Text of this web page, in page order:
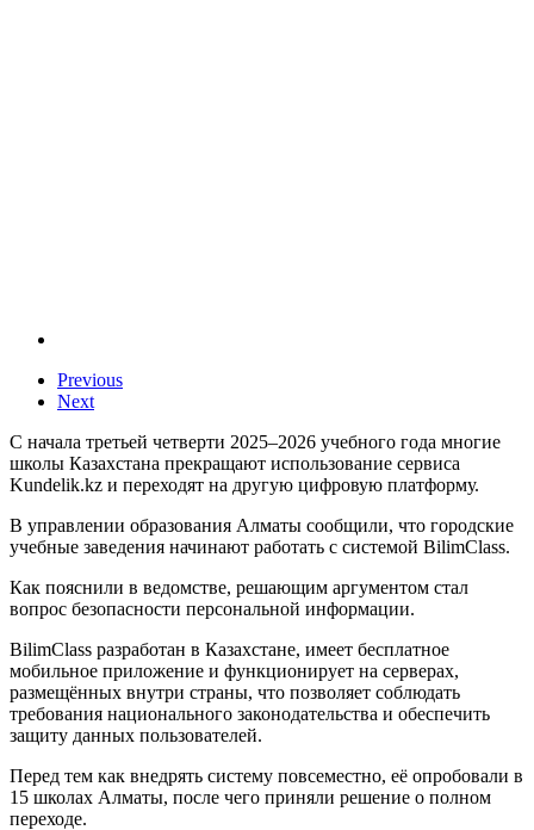
Previous
Next
С начала третьей четверти 2025–2026 учебного года многие
школы Казахстана прекращают использование сервиса
Kundelik.kz и переходят на другую цифровую платформу.
В управлении образования Алматы сообщили, что городские
учебные заведения начинают работать с системой BilimClass.
Как пояснили в ведомстве, решающим аргументом стал
вопрос безопасности персональной информации.
BilimClass разработан в Казахстане, имеет бесплатное
мобильное приложение и функционирует на серверах,
размещённых внутри страны, что позволяет соблюдать
требования национального законодательства и обеспечить
защиту данных пользователей.
Перед тем как внедрять систему повсеместно, её опробовали в
15 школах Алматы, после чего приняли решение о полном
переходе.